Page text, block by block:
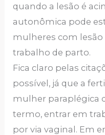
quando a lesão é
autonômica pode
mulheres com lesão
trabalho de parto.
Fica claro pelas
possível, já que a
mulher paraplégica
termo, entrar em
por via vaginal. Em